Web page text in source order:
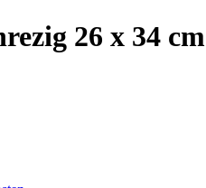
26 x 34 cm